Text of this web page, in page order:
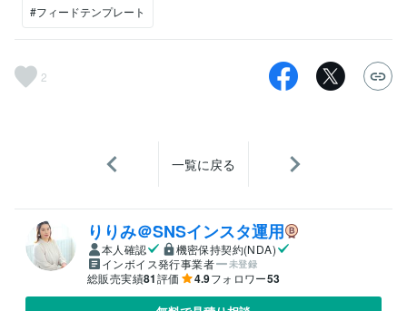
#フィードテンプレート
2
一覧に戻る
りりみ＠SNSインスタ運用
本人確認
機密保持契約(NDA)
インボイス発行事業者
未登録
総販売実績81評価 4.9フォロワー53